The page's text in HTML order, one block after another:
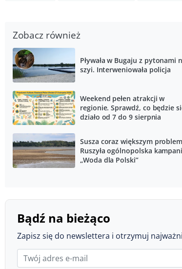
Zobacz również
Pływała w Bugaju z pytonami
szyi. Interweniowała policja
Weekend pełen atrakcji w
regionie. Sprawdź, co będzie
działo od 7 do 9 sierpnia
Susza coraz większym
Ruszyła ogólnopolska
„Woda dla Polski”
Bądź na bieżąco
Zapisz się do newslettera i otrzymuj